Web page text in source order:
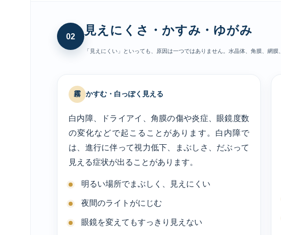
02 見えにくさ・かすみ・ゆがみ
「見えにくい」といっても、原因は一つではありません。水晶体、角膜、網
霧 かすむ・白っぽく見える
白内障、ドライアイ、角膜の傷や炎症、眼鏡度数
の変化などで起こることがあります。白内障で
は、進行に伴って視力低下、まぶしさ、だぶって
見える症状が出ることがあります。
明るい場所でまぶしく、見えにくい
夜間のライトがにじむ
眼鏡を変えてもすっきり見えない